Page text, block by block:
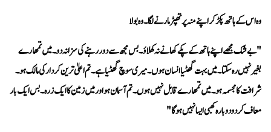
وہ اس کے ہاتھ پکڑ کر اپنے منہ پر تھپڑ مارنے لگا۔ وہ بولا
معاف کر دو دوبارہ کھبی ایسا نہیں ہو گا"